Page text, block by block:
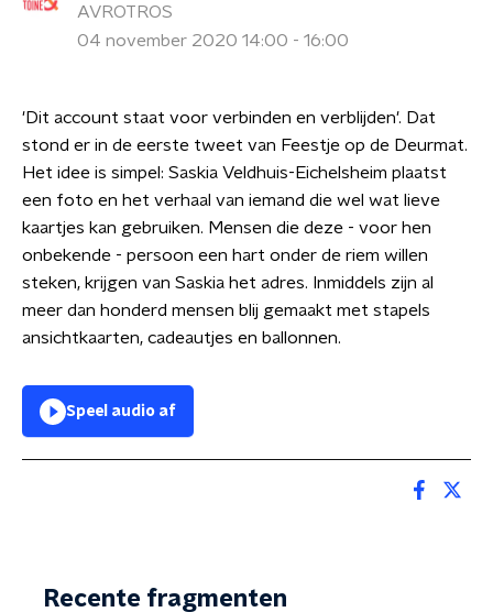
AVROTROS
04 november 2020 14:00 - 16:00
'Dit account staat voor verbinden en verblijden'. Dat
stond er in de eerste tweet van Feestje op de Deurmat.
Het idee is simpel: Saskia Veldhuis-Eichelsheim plaatst
een foto en het verhaal van iemand die wel wat lieve
kaartjes kan gebruiken. Mensen die deze - voor hen
onbekende - persoon een hart onder de riem willen
steken, krijgen van Saskia het adres. Inmiddels zijn al
meer dan honderd mensen blij gemaakt met stapels
ansichtkaarten, cadeautjes en ballonnen.
Speel audio af
Recente fragmenten